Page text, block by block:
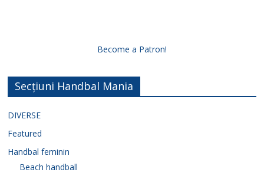
Become a Patron!
Secțiuni Handbal Mania
DIVERSE
Featured
Handbal feminin
Beach handball